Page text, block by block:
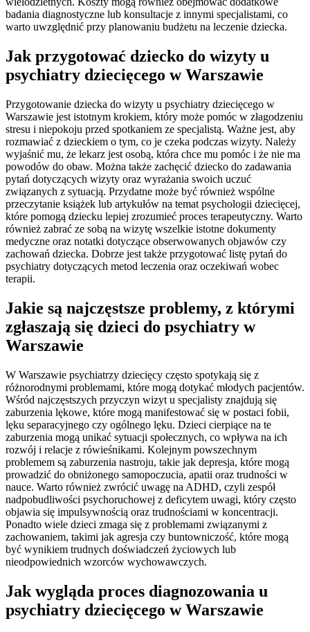
badania diagnostyczne lub konsultacje z innymi specjalistami, co
warto uwzględnić przy planowaniu budżetu na leczenie dziecka.
Jak przygotować dziecko do wizyty u
psychiatry dziecięcego w Warszawie
Przygotowanie dziecka do wizyty u psychiatry dziecięcego w
Warszawie jest istotnym krokiem, który może pomóc w złagodzeniu
stresu i niepokoju przed spotkaniem ze specjalistą. Ważne jest, aby
rozmawiać z dzieckiem o tym, co je czeka podczas wizyty. Należy
wyjaśnić mu, że lekarz jest osobą, która chce mu pomóc i że nie ma
powodów do obaw. Można także zachęcić dziecko do zadawania
pytań dotyczących wizyty oraz wyrażania swoich uczuć
związanych z sytuacją. Przydatne może być również wspólne
przeczytanie książek lub artykułów na temat psychologii dziecięcej,
które pomogą dziecku lepiej zrozumieć proces terapeutyczny. Warto
również zabrać ze sobą na wizytę wszelkie istotne dokumenty
medyczne oraz notatki dotyczące obserwowanych objawów czy
zachowań dziecka. Dobrze jest także przygotować listę pytań do
psychiatry dotyczących metod leczenia oraz oczekiwań wobec
terapii.
Jakie są najczęstsze problemy, z którymi
zgłaszają się dzieci do psychiatry w
Warszawie
W Warszawie psychiatrzy dziecięcy często spotykają się z
różnorodnymi problemami, które mogą dotykać młodych pacjentów.
Wśród najczęstszych przyczyn wizyt u specjalisty znajdują się
zaburzenia lękowe, które mogą manifestować się w postaci fobii,
lęku separacyjnego czy ogólnego lęku. Dzieci cierpiące na te
zaburzenia mogą unikać sytuacji społecznych, co wpływa na ich
rozwój i relacje z rówieśnikami. Kolejnym powszechnym
problemem są zaburzenia nastroju, takie jak depresja, które mogą
prowadzić do obniżonego samopoczucia, apatii oraz trudności w
nauce. Warto również zwrócić uwagę na ADHD, czyli zespół
nadpobudliwości psychoruchowej z deficytem uwagi, który często
objawia się impulsywnością oraz trudnościami w koncentracji.
Ponadto wiele dzieci zmaga się z problemami związanymi z
zachowaniem, takimi jak agresja czy buntowniczość, które mogą
być wynikiem trudnych doświadczeń życiowych lub
nieodpowiednich wzorców wychowawczych.
Jak wygląda proces diagnozowania u
psychiatry dziecięcego w Warszawie